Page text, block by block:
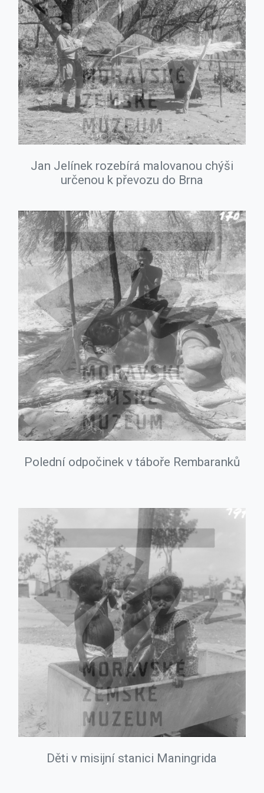
Jan Jelínek rozebírá malovanou chýši
určenou k převozu do Brna
Polední odpočinek v táboře Rembaranků
Děti v misijní stanici Maningrida